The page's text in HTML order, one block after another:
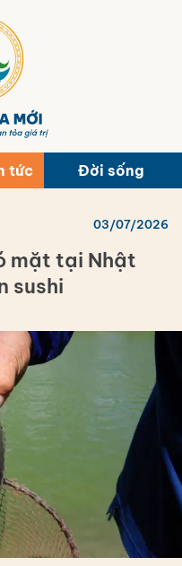
tức Đời sống
03/07/2026
mặt tại Nhật
sushi